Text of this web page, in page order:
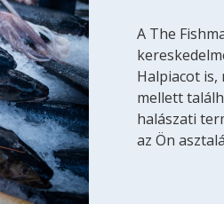
A The
Halpiacot
mellett
halászati
az Ön